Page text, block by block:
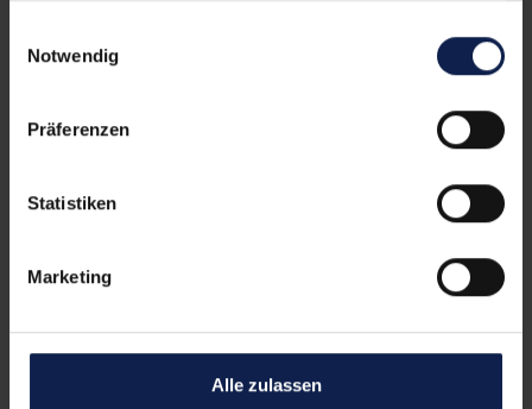
Notwendig
Präferenzen
Statistiken
Marketing
Alle zulassen
Genusswelt
Trend